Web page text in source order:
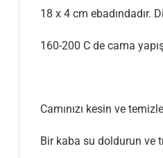
18 x 4 cm ebadındadır.
160-200 C de cama
Camınızı kesin ve
Bir kaba su doldurun ve